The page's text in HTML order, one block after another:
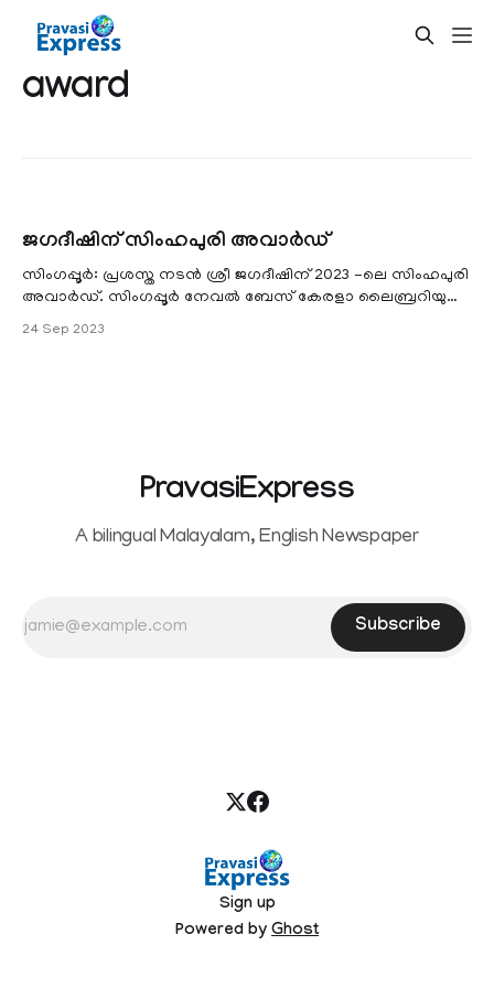
award
ജഗദീഷിന് സിംഹപുരി അവാര്‍ഡ്‌
സിംഗപ്പൂര്‍: പ്രശസ്ത നടൻ ശ്രീ ജഗദീഷിന് 2023 -ലെ സിംഹപുരി
അവാര്‍ഡ്‌. സിംഗപ്പൂര്‍ നേവല്‍ ബേസ് കേരളാ ലൈബ്രറിയുടെ
(NBKL) ഈ വര്‍ഷത്തെ ഓണരാവില്‍ മിനിസ്റ്റർ ഇന്
24 Sep 2023
PravasiExpress
A bilingual Malayalam, English Newspaper
Subscribe
Sign up
Powered by Ghost